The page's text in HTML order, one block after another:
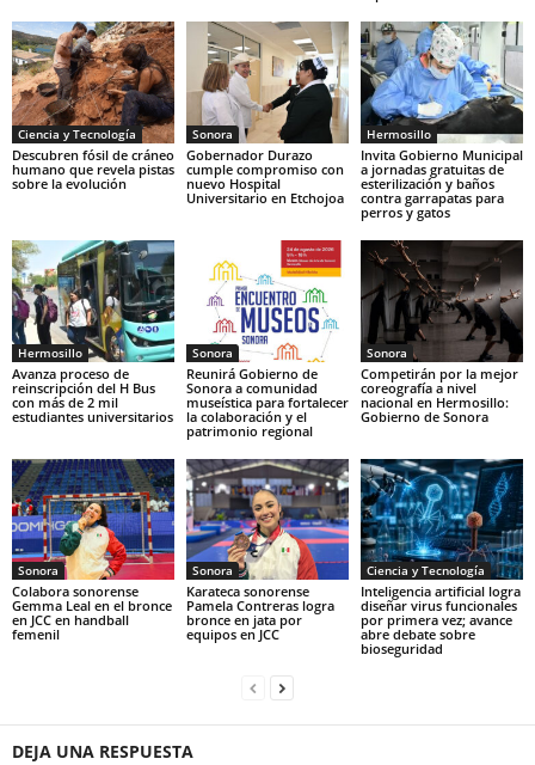
Ciencia y Tecnología
Descubren fósil de cráneo
humano que revela pistas
sobre la evolución
Sonora
Gobernador Durazo
cumple compromiso con
nuevo Hospital
Universitario en Etchojoa
Hermosillo
Invita Gobierno Municipal
a jornadas gratuitas de
esterilización y baños
contra garrapatas para
perros y gatos
Hermosillo
Avanza proceso de
reinscripción del H Bus
con más de 2 mil
estudiantes universitarios
Sonora
Reunirá Gobierno de
Sonora a comunidad
museística para fortalecer
la colaboración y el
patrimonio regional
Sonora
Competirán por la mejor
coreografía a nivel
nacional en Hermosillo:
Gobierno de Sonora
Sonora
Colabora sonorense
Gemma Leal en el bronce
en JCC en handball
femenil
Sonora
Karateca sonorense
Pamela Contreras logra
bronce en jata por
equipos en JCC
Ciencia y Tecnología
Inteligencia artificial logra
diseñar virus funcionales
por primera vez; avance
abre debate sobre
bioseguridad
DEJA UNA RESPUESTA